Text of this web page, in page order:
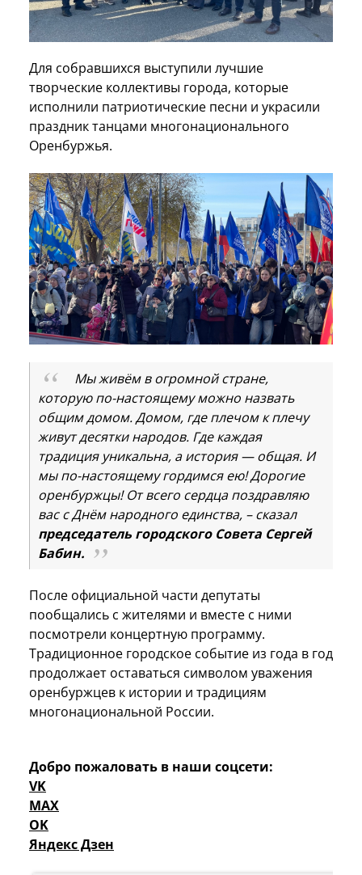
Для собравшихся выступили лучшие
творческие коллективы города, которые
исполнили патриотические песни и украсили
праздник танцами многонационального
Оренбуржья.
Мы живём в огромной стране,
которую по-настоящему можно назвать
общим домом. Домом, где плечом к плечу
живут десятки народов. Где каждая
традиция уникальна, а история — общая. И
мы по-настоящему гордимся ею! Дорогие
оренбуржцы! От всего сердца поздравляю
вас с Днём народного единства, – сказал
председатель городского Совета Сергей
Бабин.
После официальной части депутаты
пообщались с жителями и вместе с ними
посмотрели концертную программу.
Традиционное городское событие из года в год
продолжает оставаться символом уважения
оренбуржцев к истории и традициям
многонациональной России.
Добро пожаловать в наши соцсети:
VK
MAX
OK
Яндекс Дзен